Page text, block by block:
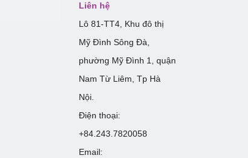
Liên hệ
Lô 81-TT4, Khu đô thị
Mỹ Đình Sông Đà,
phường Mỹ Đình 1, quận
Nam Từ Liêm, Tp Hà
Nội.
Điện thoại:
+84.243.7820058
Email: